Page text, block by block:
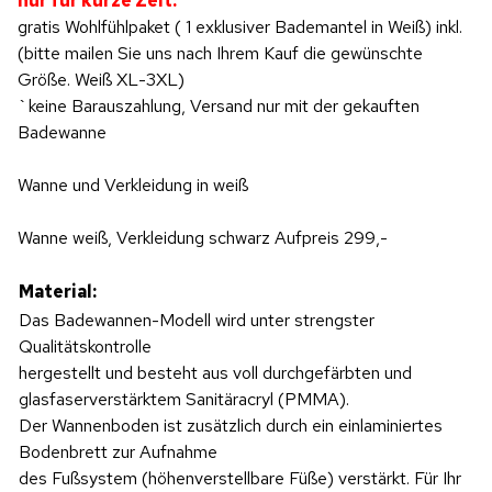
gratis Wohlfühlpaket ( 1 exklusiver Bademantel in Weiß) inkl.
(bitte mailen Sie uns nach Ihrem Kauf die gewünschte
Größe. Weiß XL-3XL)
`keine Barauszahlung, Versand nur mit der gekauften
Badewanne
Wanne und Verkleidung in weiß
Wanne weiß, Verkleidung schwarz Aufpreis 299,-
Material:
Das Badewannen-Modell wird unter strengster
Qualitätskontrolle
hergestellt und besteht aus voll durchgefärbten und
glasfaserverstärktem Sanitäracryl (PMMA).
Der Wannenboden ist zusätzlich durch ein einlaminiertes
Bodenbrett zur Aufnahme
des Fußsystem (höhenverstellbare Füße) verstärkt. Für Ihr